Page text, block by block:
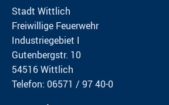
Stadt Wittlich
Freiwillige Feuerwehr
Industriegebiet I
Gutenbergstr. 10
54516 Wittlich
Telefon: 06571 / 97 40-0